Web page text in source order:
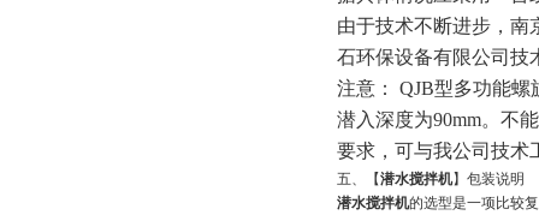
由于技术不断进步，南
石环保设备有限公司技
注意： QJB型多功能螺
潜入深度为90mm。不
要求，可与我公司技术
五、【潜水搅拌机】包装说明
潜水搅拌机的选型是一项比较